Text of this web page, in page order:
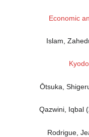
Economic
Islam,
Ōtsuka,
Qazwini, Iqbal
Rodrigue,